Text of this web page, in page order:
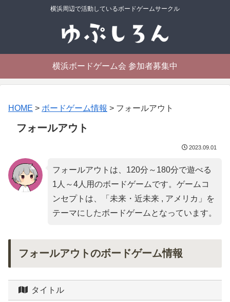
横浜周辺で活動しているボードゲームサークル
横浜ボードゲーム会 参加者募集中
HOME > ボードゲーム情報 > フォールアウト
フォールアウト
2023.09.01
フォールアウトは、120分～180分で遊べる
1人～4人用のボードゲームです。ゲームコ
ンセプトは、「 未来・近未来 , アメリカ 」を
テーマにしたボードゲームとなっています。
フォールアウトのボードゲーム情報
タイトル